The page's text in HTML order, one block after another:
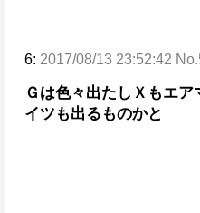
6: 2017/08/13 23:52:42
Ｇは色々出たしＸもエ
イツも出るものかと